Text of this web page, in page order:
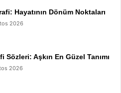
Hayatının Dönüm Noktaları
2026
Sözleri: Aşkın En Güzel Tanımı
2026